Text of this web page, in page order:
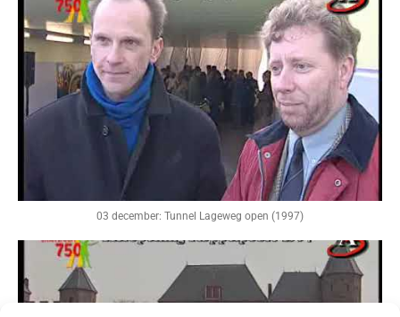
03 december: Tunnel Lageweg open (1997)